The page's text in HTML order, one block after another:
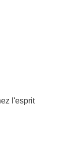
l'esprit